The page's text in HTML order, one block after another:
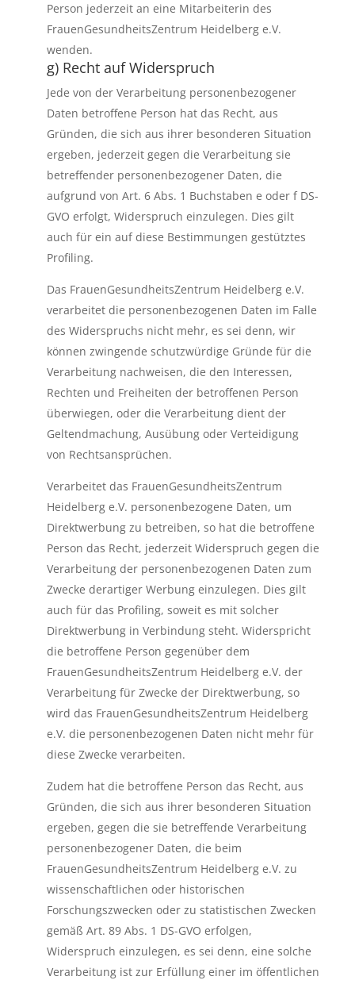
Person jederzeit an eine Mitarbeiterin des
FrauenGesundheitsZentrum Heidelberg e.V.
wenden.
g) Recht auf Widerspruch
Jede von der Verarbeitung personenbezogener
Daten betroffene Person hat das Recht, aus
Gründen, die sich aus ihrer besonderen Situation
ergeben, jederzeit gegen die Verarbeitung sie
betreffender personenbezogener Daten, die
aufgrund von Art. 6 Abs. 1 Buchstaben e oder f DS-
GVO erfolgt, Widerspruch einzulegen. Dies gilt
auch für ein auf diese Bestimmungen gestütztes
Profiling.
Das FrauenGesundheitsZentrum Heidelberg e.V.
verarbeitet die personenbezogenen Daten im Falle
des Widerspruchs nicht mehr, es sei denn, wir
können zwingende schutzwürdige Gründe für die
Verarbeitung nachweisen, die den Interessen,
Rechten und Freiheiten der betroffenen Person
überwiegen, oder die Verarbeitung dient der
Geltendmachung, Ausübung oder Verteidigung
von Rechtsansprüchen.
Verarbeitet das FrauenGesundheitsZentrum
Heidelberg e.V. personenbezogene Daten, um
Direktwerbung zu betreiben, so hat die betroffene
Person das Recht, jederzeit Widerspruch gegen die
Verarbeitung der personenbezogenen Daten zum
Zwecke derartiger Werbung einzulegen. Dies gilt
auch für das Profiling, soweit es mit solcher
Direktwerbung in Verbindung steht. Widerspricht
die betroffene Person gegenüber dem
FrauenGesundheitsZentrum Heidelberg e.V. der
Verarbeitung für Zwecke der Direktwerbung, so
wird das FrauenGesundheitsZentrum Heidelberg
e.V. die personenbezogenen Daten nicht mehr für
diese Zwecke verarbeiten.
Zudem hat die betroffene Person das Recht, aus
Gründen, die sich aus ihrer besonderen Situation
ergeben, gegen die sie betreffende Verarbeitung
personenbezogener Daten, die beim
FrauenGesundheitsZentrum Heidelberg e.V. zu
wissenschaftlichen oder historischen
Forschungszwecken oder zu statistischen Zwecken
gemäß Art. 89 Abs. 1 DS-GVO erfolgen,
Widerspruch einzulegen, es sei denn, eine solche
Verarbeitung ist zur Erfüllung einer im öffentlichen